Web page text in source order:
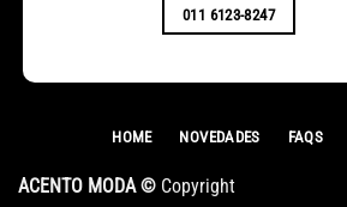
011 6123-8247
ACENTO MODA © Copyright
HOME NOVEDADES FAQS